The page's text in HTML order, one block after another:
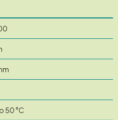
50 °C